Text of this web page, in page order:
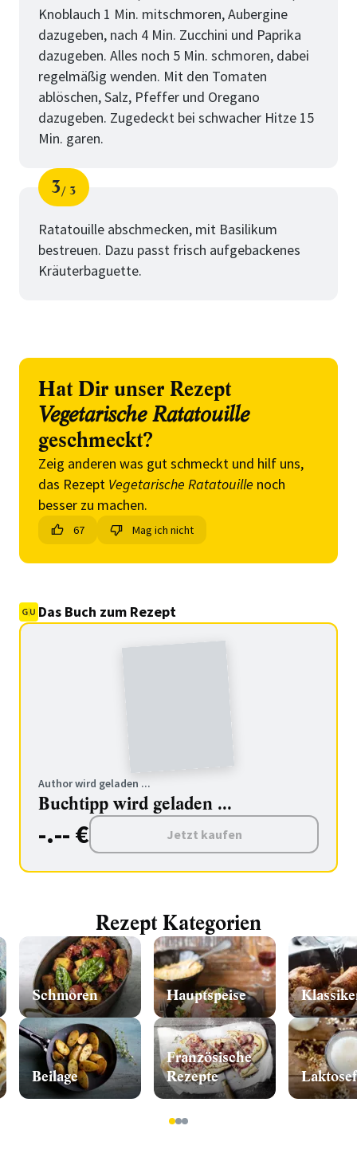
Knoblauch 1 Min. mitschmoren, Aubergine
dazugeben, nach 4 Min. Zucchini und Paprika
dazugeben. Alles noch 5 Min. schmoren, dabei
regelmäßig wenden. Mit den Tomaten
ablöschen, Salz, Pfeffer und Oregano
dazugeben. Zugedeckt bei schwacher Hitze 15
Min. garen.
Schritt
3
von
3
Ratatouille abschmecken, mit Basilikum
bestreuen. Dazu passt frisch aufgebackenes
Kräuterbaguette.
Hat Dir unser Rezept
Vegetarische Ratatouille
geschmeckt?
Zeig anderen was gut schmeckt und hilf uns,
das Rezept Vegetarische Ratatouille noch
besser zu machen.
67 Mag ich nicht
Das Buch zum Rezept
Author wird geladen ...
Buchtipp wird geladen ...
-.-- € Jetzt kaufen
Rezept Kategorien
Schmoren
Beilage
Hauptspeise
Französische
Rezepte
123